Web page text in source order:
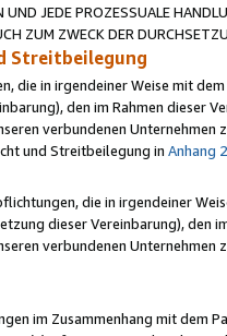
UND JEDE PROZESSUALE
ZUM ZWECK DER
Streitbeilegung
die in irgendeiner Weise mit
den im Rahmen dieser
verbundenen
und Streitbeilegung in Anhang 2
die in irgendeiner
dieser Vereinbarung), den
verbundenen
im Zusammenhang mit dem